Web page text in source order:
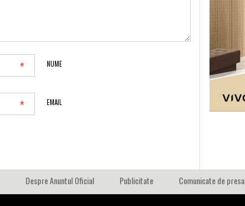
NUME
*
EMAIL
*
Despre Anuntul Oficial Publicitate Comunicate de presa